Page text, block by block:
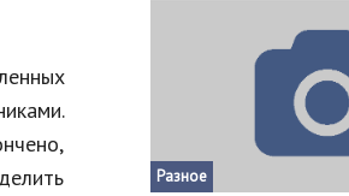
Разное